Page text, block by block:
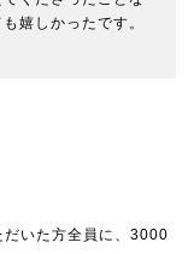
嬉しかったです。
いた方全員に、3000